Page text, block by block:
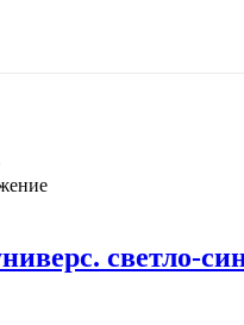
светло-